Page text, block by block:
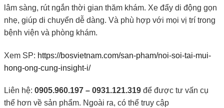
lâm sàng, rút ngắn thời gian thăm khám. Xe đẩy di động gọn
nhẹ, giúp di chuyển dễ dàng. Và phù hợp với mọi vị trí trong
bệnh viện và phòng khám.
Xem SP: https://bosvietnam.com/san-pham/noi-soi-tai-mui-
hong-ong-cung-insight-i/
Liên hệ: 0905.960.197 – 0931.121.319 để được tư vấn cụ
thể hơn về sản phẩm. Ngoài ra, có thể truy cập